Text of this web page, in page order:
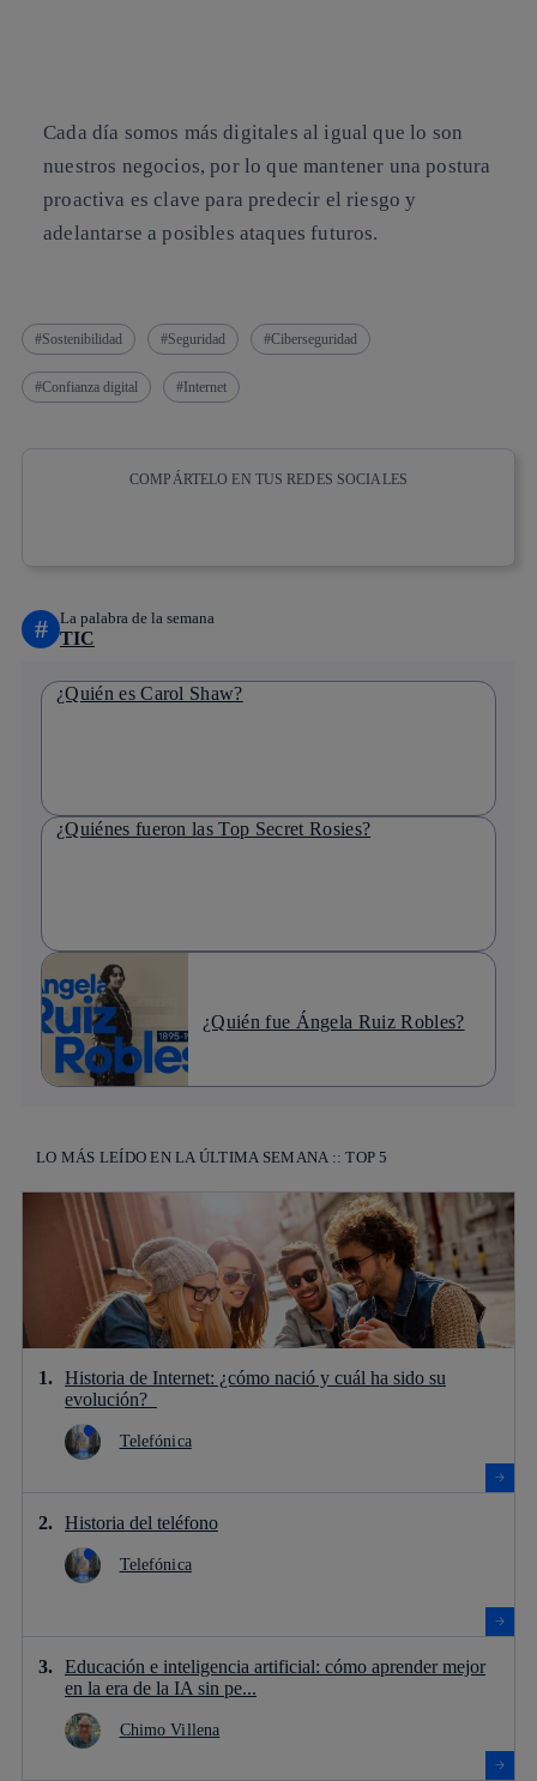
Cada día somos más digitales al igual que lo son
nuestros negocios, por lo quemantener una postura
proactiva es clave para predecir el riesgo y
adelantarse a posibles ataques futuros.
Sostenibilidad Seguridad Ciberseguridad
Confianza digital Internet
COMPÁRTELO EN TUS REDES SOCIALES
# La palabra de la semana
TIC
¿Quién es Carol Shaw?
¿Quiénes fueron las Top Secret Rosies?
¿Quién fue Ángela Ruiz Robles?
LO MÁS LEÍDO EN LA ÚLTIMA SEMANA :: TOP 5
Historia de Internet: ¿cómo nació y cuál ha sido su
evolución?
Telefónica
Historia del teléfono
Telefónica
Educación e inteligencia artificial: cómo aprender mejor
en la era de la IA sin pe...
Chimo Villena